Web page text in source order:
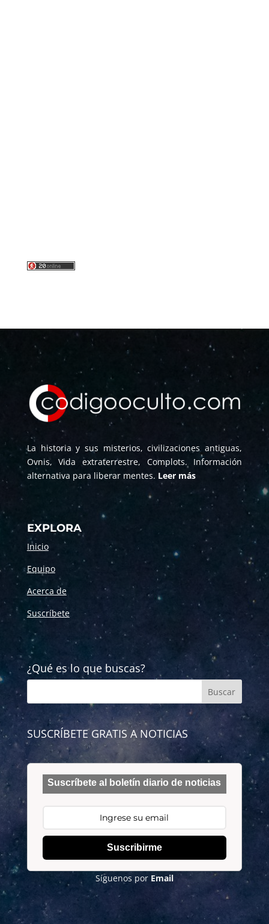
La historia y sus misterios, civilizaciones antiguas,
Ovnis, Vida extraterrestre, Complots. Información
alternativa para liberar mentes. Leer más
EXPLORA
Inicio
Equipo
Acerca de
Suscríbete
¿Qué es lo que buscas?
SUSCRÍBETE GRATIS A NOTICIAS
Suscríbete al boletín diario de noticias
Suscribirme
Síguenos por Email